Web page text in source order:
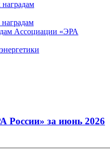
Ассоциации «ЭРА
России» за июнь 2026